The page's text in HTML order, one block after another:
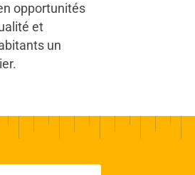
opportunités
et
un